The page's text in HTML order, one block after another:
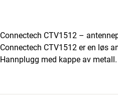
Connectech CTV1512 –
Connectech CTV1512 er en løs
Hannplugg med kappe av metall.